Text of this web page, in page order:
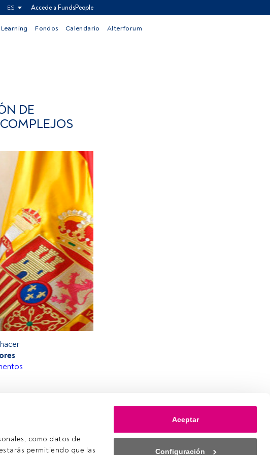
como datos de
permitiendo que las
Aceptar
Configuración
ES Accede a FundsPeople
Learning Fondos Calendario Alterforum
DE
Si ya